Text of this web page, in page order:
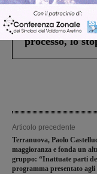
Cronaca 4 Agosto
Un anno fa la
Gianni, Giulia
processo, lo
Articolo precedente
Terranuova, Paolo
maggioranza e fonda un
gruppo: “Inattuate parti
programma presentato agli